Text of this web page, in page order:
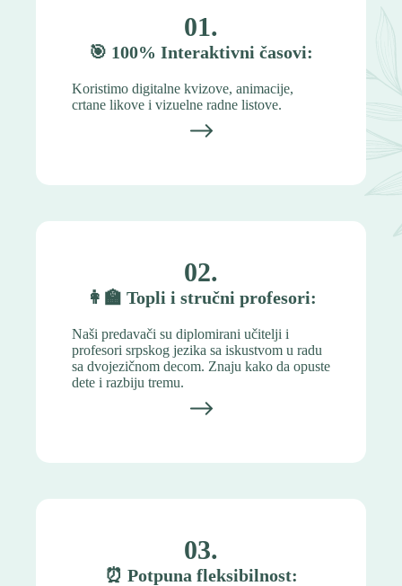
01.
🎯 100% Interaktivni časovi:
Koristimo digitalne kvizove, animacije,
crtane likove i vizuelne radne listove.
02.
👩‍🏫 Topli i stručni profesori:
Naši predavači su diplomirani učitelji i
profesori srpskog jezika sa iskustvom u radu
sa dvojezičnom decom. Znaju kako da opuste
dete i razbiju tremu.
03.
⏰ Potpuna fleksibilnost: